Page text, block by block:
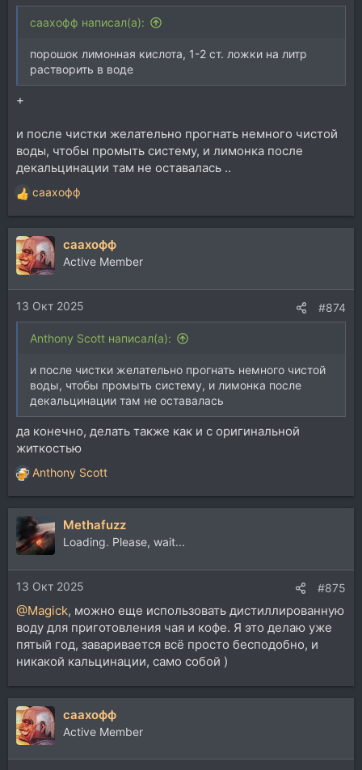
саахофф написал(а):
порошок лимонная кислота, 1-2 ст. ложки на литр
растворить в воде
+
и после чистки желательно прогнать немного чистой
воды, чтобы промыть систему, и лимонка после
декальцинации там не оставалась ..
Р
е
а
к
ц
и
и
:
саахофф
саахофф
Active Member
13 Окт 2025 #874
Anthony Scott написал(а):
и после чистки желательно прогнать немного чистой
воды, чтобы промыть систему, и лимонка после
декальцинации там не оставалась
да конечно, делать также как и с оригинальной
житкостью
Р
е
а
к
ц
и
и
:
Anthony Scott
Methafuzz
Loading. Please, wait...
13 Окт 2025 #875
@Magick, можно еще использовать дистиллированную
воду для приготовления чая и кофе. Я это делаю уже
пятый год, заваривается всё просто бесподобно, и
никакой кальцинации, само собой )
саахофф
Active Member